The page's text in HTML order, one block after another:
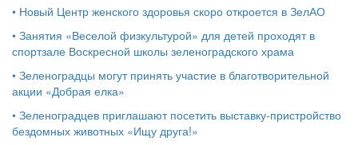
• Новый Центр женского здоровья скоро откроется в ЗелАО
• Занятия «Веселой физкультурой» для детей проходят в
спортзале Воскресной школы зеленоградского храма
• Зеленоградцы могут принять участие в благотворительной
акции «Добрая елка»
• Зеленоградцев приглашают посетить выставку-пристройство
бездомных животных «Ищу друга!»